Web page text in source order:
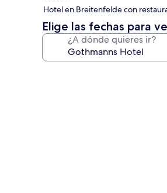
de
3.0
estrellas
Hotel en Breitenfelde con
Elige las fechas para
¿A dónde quieres ir?